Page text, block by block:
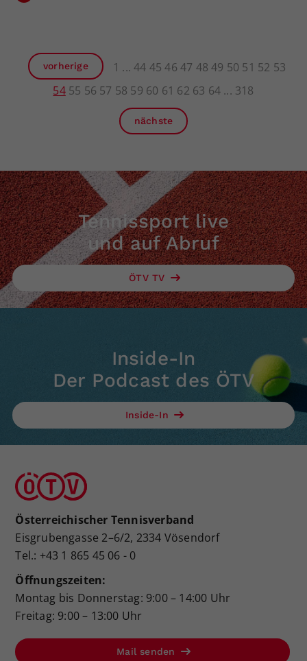
vorherige 1 44 45 46 47 48 49 50 51 52 53
54 55 56 57 58 59 60 61 62 63 64 318
nächste
Tennissport live
und auf Abruf
ÖTV TV
Inside-In
Der Podcast des ÖTV
Inside-In
Österreichischer Tennisverband
Eisgrubengasse 2–6/2, 2334 Vösendorf
Tel.: +43 1 865 45 06 - 0
Öffnungszeiten:
Montag bis Donnerstag: 9:00 – 14:00 Uhr
Freitag: 9:00 – 13:00 Uhr
Mail senden